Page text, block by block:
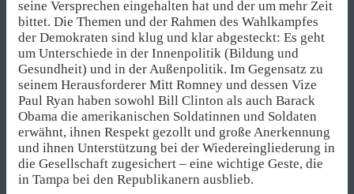
seine Versprechen eingehalten hat und der um mehr Zeit
bittet. Die Themen und der Rahmen des Wahlkampfes
der Demokraten sind klug und klar abgesteckt: Es geht
um Unterschiede in der Innenpolitik (Bildung und
Gesundheit) und in der Außenpolitik. Im Gegensatz zu
seinem Herausforderer Mitt Romney und dessen Vize
Paul Ryan haben sowohl Bill Clinton als auch Barack
Obama die amerikanischen Soldatinnen und Soldaten
erwähnt, ihnen Respekt gezollt und große Anerkennung
und ihnen Unterstützung bei der Wiedereingliederung in
die Gesellschaft zugesichert – eine wichtige Geste, die
in Tampa bei den Republikanern ausblieb.